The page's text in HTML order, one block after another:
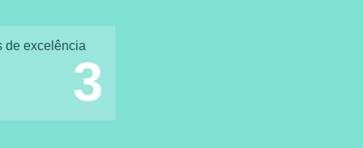
de excelência
3